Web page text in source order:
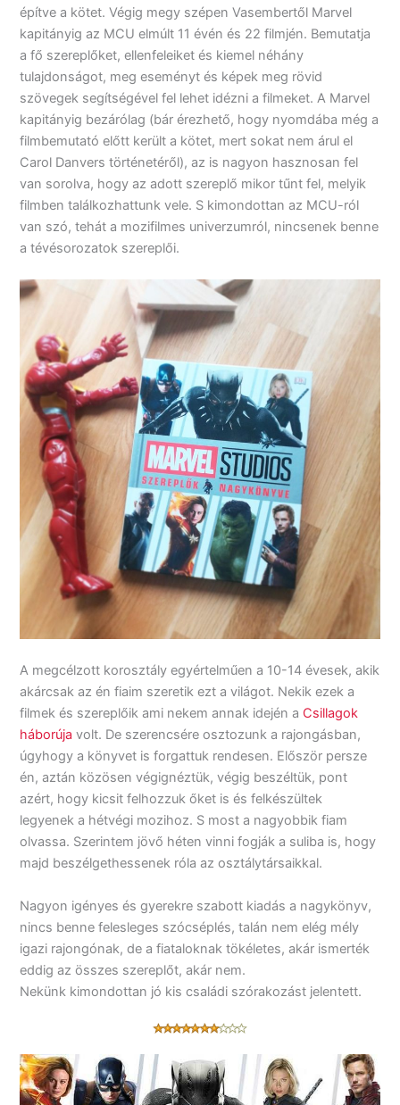
építve a kötet. Végig megy szépen Vasembertől Marvel
kapitányig az MCU elmúlt 11 évén és 22 filmjén. Bemutatja
a fő szereplőket, ellenfeleiket és kiemel néhány
tulajdonságot, meg eseményt és képek meg rövid
szövegek segítségével fel lehet idézni a filmeket. A Marvel
kapitányig bezárólag (bár érezhető, hogy nyomdába még a
filmbemutató előtt került a kötet, mert sokat nem árul el
Carol Danvers történetéről), az is nagyon hasznosan fel
van sorolva, hogy az adott szereplő mikor tűnt fel, melyik
filmben találkozhattunk vele. S kimondottan az MCU-ról
van szó, tehát a mozifilmes univerzumról, nincsenek benne
a tévésorozatok szereplői.
A megcélzott korosztály egyértelműen a 10-14 évesek, akik
akárcsak az én fiaim szeretik ezt a világot. Nekik ezek a
filmek és szereplőik ami nekem annak idején a Csillagok
háborúja volt. De szerencsére osztozunk a rajongásban,
úgyhogy a könyvet is forgattuk rendesen. Először persze
én, aztán közösen végignéztük, végig beszéltük, pont
azért, hogy kicsit felhozzuk őket is és felkészültek
legyenek a hétvégi mozihoz. S most a nagyobbik fiam
olvassa. Szerintem jövő héten vinni fogják a suliba is, hogy
majd beszélgethessenek róla az osztálytársaikkal.
Nagyon igényes és gyerekre szabott kiadás a nagykönyv,
nincs benne felesleges szócséplés, talán nem elég mély
igazi rajongónak, de a fiataloknak tökéletes, akár ismerték
eddig az összes szereplőt, akár nem.
Nekünk kimondottan jó kis családi szórakozást jelentett.